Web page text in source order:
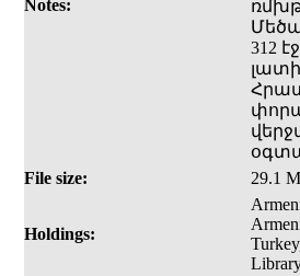
Notes:
312
File size:
29.1
Holdings: